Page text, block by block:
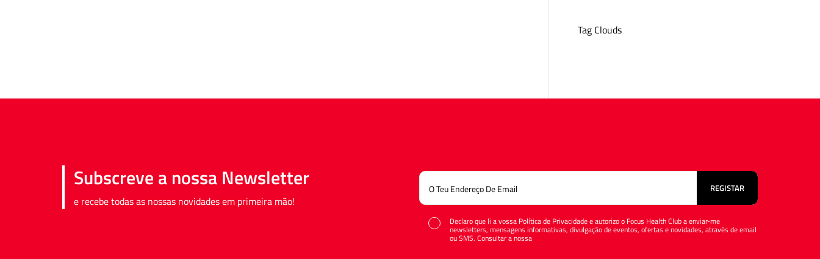
Tag Clouds
Subscreve a nossa Newsletter
e recebe todas as nossas novidades em primeira mão!
Declaro que li a vossa Política de Privacidade e autorizo o Focus Health Club a enviar-me
newsletters, mensagens informativas, divulgação de eventos, ofertas e novidades, através de email
ou SMS. Consultar a nossa Política de Privacidade